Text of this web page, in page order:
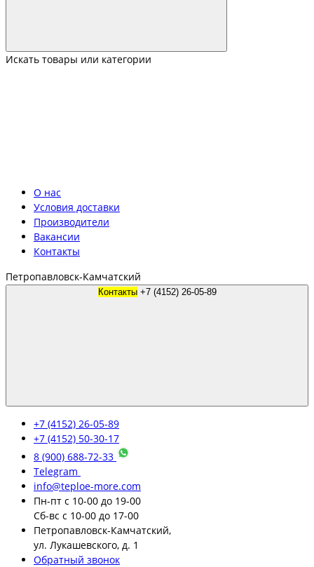
Искать товары или категории
О нас
Условия доставки
Производители
Вакансии
Контакты
Петропавловск-Камчатский
Контакты +7 (4152) 26-05-89
+7 (4152) 26-05-89
+7 (4152) 50-30-17
8 (900) 688-72-33
Telegram
info@teploe-more.com
Пн-пт с 10-00 до 19-00
Сб-вс с 10-00 до 17-00
Петропавловск-Камчатский,
ул. Лукашевского, д. 1
Обратный звонок